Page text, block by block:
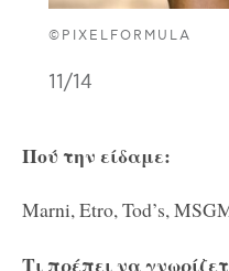
©PIXELFORMULA
11/14
Πού την είδαμε:
Marni, Etro, Tod’s,
Τι πρέπει να